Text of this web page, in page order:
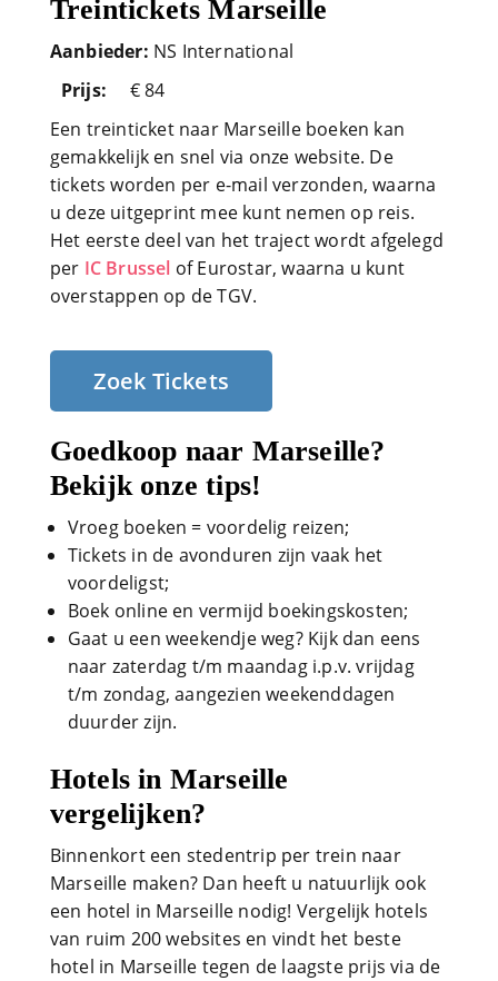
Treintickets Marseille
Aanbieder: NS International
Prijs:
€ 84
Een treinticket naar Marseille boeken kan
gemakkelijk en snel via onze website. De
tickets worden per e-mail verzonden, waarna
u deze uitgeprint mee kunt nemen op reis.
Het eerste deel van het traject wordt afgelegd
per IC Brussel of Eurostar, waarna u kunt
overstappen op de TGV.
Zoek Tickets
Goedkoop naar Marseille?
Bekijk onze tips!
Vroeg boeken = voordelig reizen;
Tickets in de avonduren zijn vaak het
voordeligst;
Boek online en vermijd boekingskosten;
Gaat u een weekendje weg? Kijk dan eens
naar zaterdag t/m maandag i.p.v. vrijdag
t/m zondag, aangezien weekenddagen
duurder zijn.
Hotels in Marseille
vergelijken?
Binnenkort een stedentrip per trein naar
Marseille maken? Dan heeft u natuurlijk ook
een hotel in Marseille nodig! Vergelijk hotels
van ruim 200 websites en vindt het beste
hotel in Marseille tegen de laagste prijs via de